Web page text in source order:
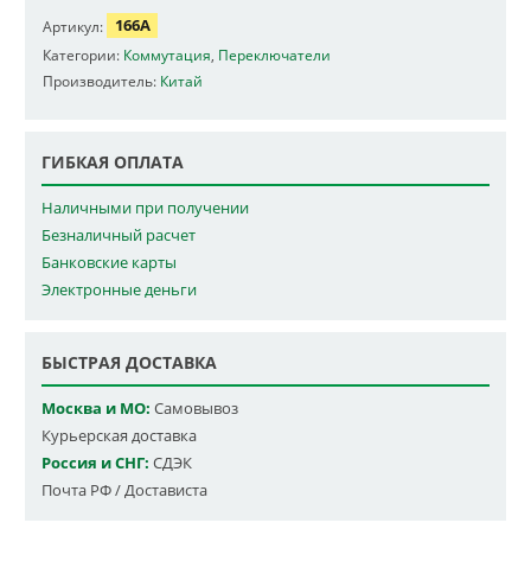
Артикул: 166A
Категории: Коммутация Переключатели
Производитель: Китай
ГИБКАЯ ОПЛАТА
Наличными при получении
Безналичный расчет
Банковские карты
Электронные деньги
БЫСТРАЯ ДОСТАВКА
Москва и МО: Самовывоз
Курьерская доставка
Россия и СНГ: СДЭК
Почта РФ / Достависта